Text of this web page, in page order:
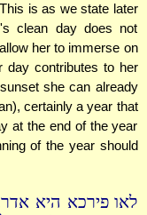
is as we state later
clean day does not
her to immerse on
day contributes to her
she can already
certainly a year that
at the end of the year
of the year should
לאו פירכא היא